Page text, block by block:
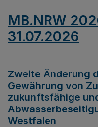
MB.NRW
31.07.2026
Zweite Änderung
Gewährung von
zukunftsfähige
Westfalen